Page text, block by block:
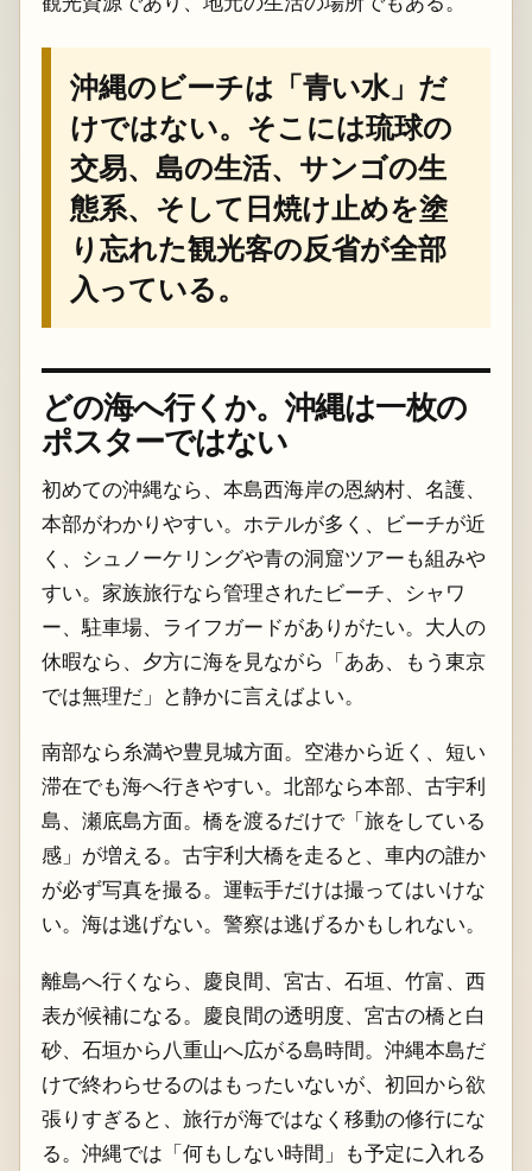
沖縄のビーチは「青い水」だ
けではない。そこには琉球の
交易、島の生活、サンゴの生
態系、そして日焼け止めを塗
り忘れた観光客の反省が全部
入っている。
どの海へ行くか。沖縄は一枚の
ポスターではない
初めての沖縄なら、本島西海岸の恩納村、名護、
本部がわかりやすい。ホテルが多く、ビーチが近
く、シュノーケリングや青の洞窟ツアーも組みや
すい。家族旅行なら管理されたビーチ、シャワ
ー、駐車場、ライフガードがありがたい。大人の
休暇なら、夕方に海を見ながら「ああ、もう東京
では無理だ」と静かに言えばよい。
南部なら糸満や豊見城方面。空港から近く、短い
滞在でも海へ行きやすい。北部なら本部、古宇利
島、瀬底島方面。橋を渡るだけで「旅をしている
感」が増える。古宇利大橋を走ると、車内の誰か
が必ず写真を撮る。運転手だけは撮ってはいけな
い。海は逃げない。警察は逃げるかもしれない。
離島へ行くなら、慶良間、宮古、石垣、竹富、西
表が候補になる。慶良間の透明度、宮古の橋と白
砂、石垣から八重山へ広がる島時間。沖縄本島だ
けで終わらせるのはもったいないが、初回から欲
張りすぎると、旅行が海ではなく移動の修行にな
る。沖縄では「何もしない時間」も予定に入れる